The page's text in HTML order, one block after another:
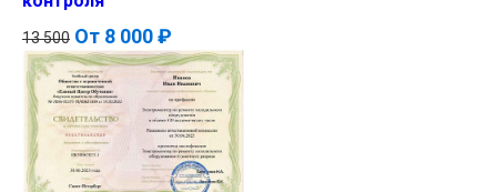
13 500 От 8 000 ₽